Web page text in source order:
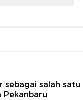
sebagai salah satu
Pekanbaru